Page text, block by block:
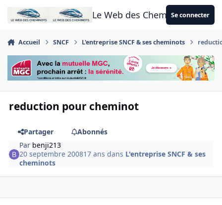
Aller au contenu
Le Web des CheminotsSe connecter
Accueil SNCF L'entreprise SNCF & ses cheminots
reduction pour cheminot
Partager
Abonnés
Par benji213
20 septembre 200817 ans dans L'entreprise SNCF & ses
cheminots